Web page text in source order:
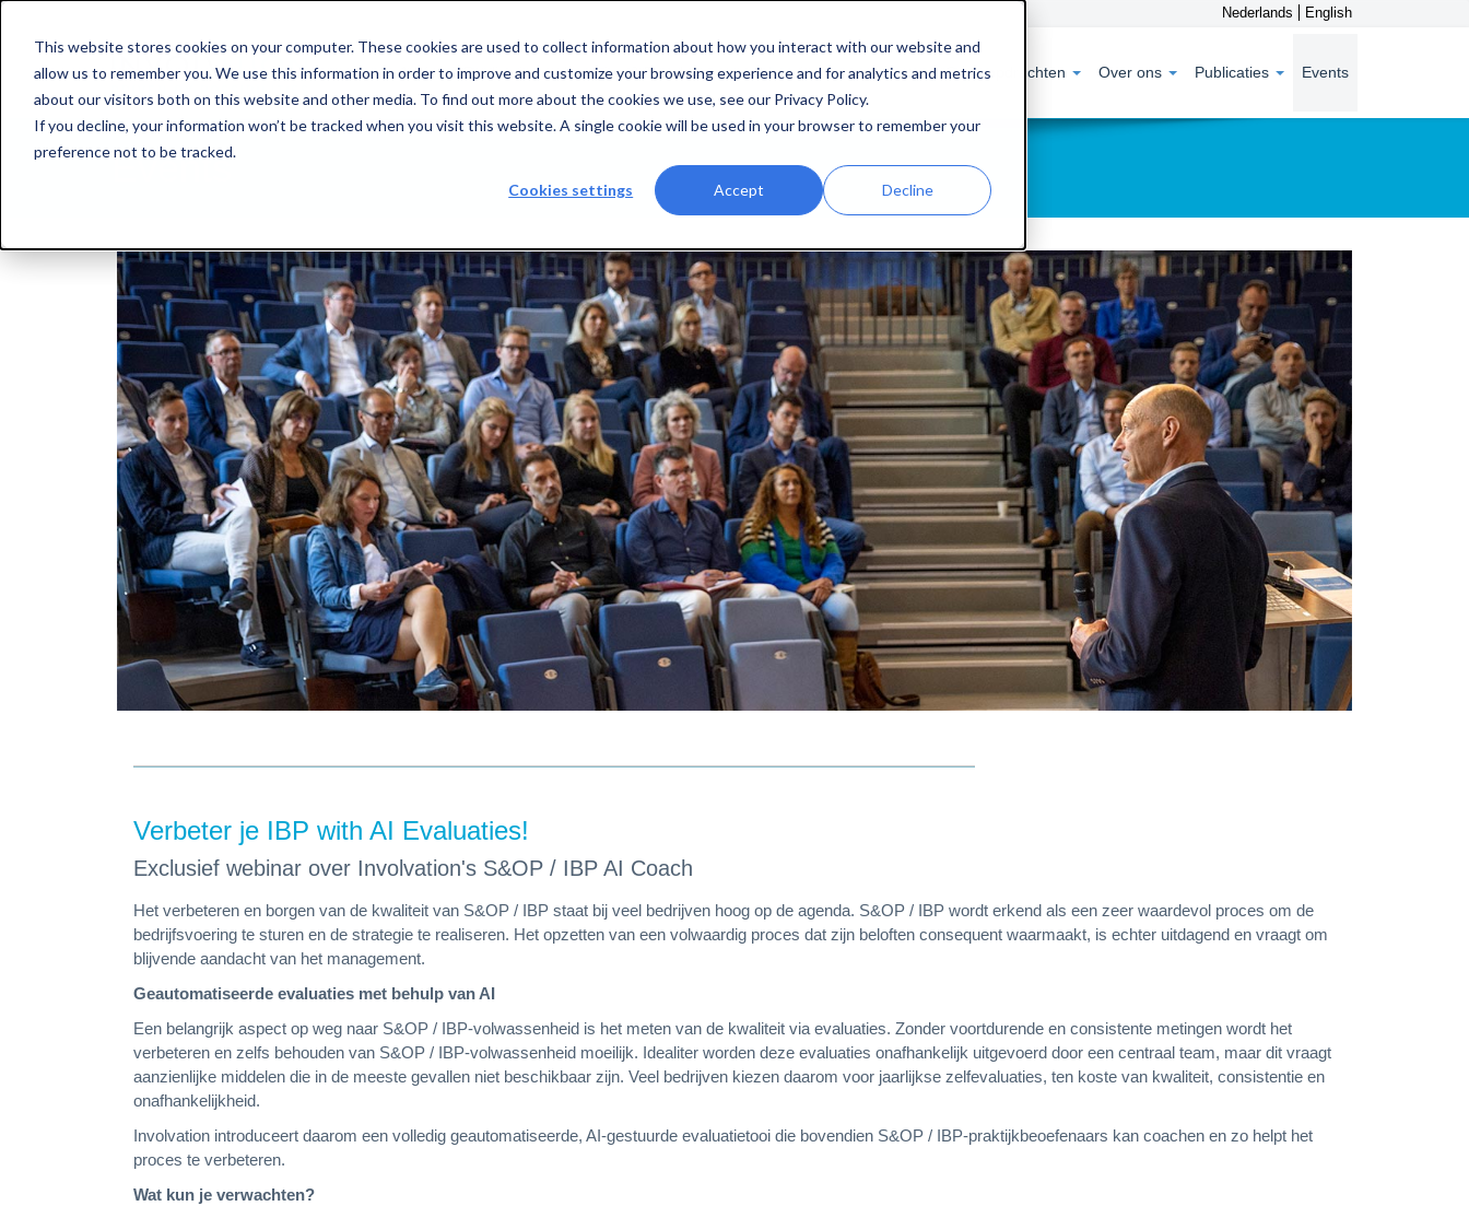
This website stores cookies on your computer. These cookies are used to collect information about how you interact with our website and
allow us to remember you. We use this information in order to improve and customize your browsing experience and for analytics and metrics
about our visitors both on this website and other media. To find out more about the cookies we use, see our Privacy Policy.
If you decline, your information won’t be tracked when you visit this website. A single cookie will be used in your browser to remember your
preference not to be tracked.
Cookies settings Accept Decline
Nederlands English
Advies & Realisatie Learning & Development Interim Management Onze opdrachten Over ons Publicaties Events
Events
Verbeter je IBP with AI Evaluaties!
Exclusief webinar over Involvation's S&OP / IBP AI Coach
Het verbeteren en borgen van de kwaliteit van S&OP / IBP staat bij veel bedrijven hoog op de agenda. S&OP / IBP wordt erkend als een zeer waardevol proces om de
bedrijfsvoering te sturen en de strategie te realiseren. Het opzetten van een volwaardig proces dat zijn beloften consequent waarmaakt, is echter uitdagend en vraagt om
blijvende aandacht van het management.
Geautomatiseerde evaluaties met behulp van AI
Een belangrijk aspect op weg naar S&OP / IBP-volwassenheid is het meten van de kwaliteit via evaluaties. Zonder voortdurende en consistente metingen wordt het
verbeteren en zelfs behouden van S&OP / IBP-volwassenheid moeilijk. Idealiter worden deze evaluaties onafhankelijk uitgevoerd door een centraal team, maar dit vraagt
aanzienlijke middelen die in de meeste gevallen niet beschikbaar zijn. Veel bedrijven kiezen daarom voor jaarlijkse zelfevaluaties, ten koste van kwaliteit, consistentie en
onafhankelijkheid.
Involvation introduceert daarom een volledig geautomatiseerde, AI‑gestuurde evaluatietooi die bovendien S&OP / IBP‑praktijkbeoefenaars kan coachen en zo helpt het
proces te verbeteren.
Wat kun je verwachten?